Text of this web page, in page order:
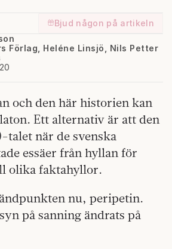
Bjud någon på artikeln
Förlag, Heléne Linsjö, Nils Petter
och den här historien kan
Ett alternativ är att den
talet när de svenska
essäer från hyllan för
olika faktahyllor.
nu, peripetin.
på sanning ändrats på